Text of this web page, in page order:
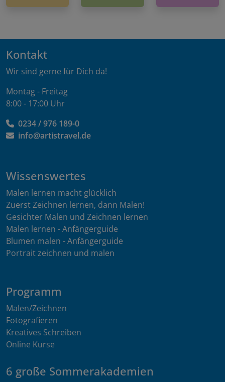
Kontakt
Wir sind gerne für Dich da!
Montag - Freitag
8:00 - 17:00 Uhr
0234 / 976 189-0
info@artistravel.de
Wissenswertes
Malen lernen macht glücklich
Zuerst Zeichnen lernen, dann Malen!
Gesichter Malen und Zeichnen lernen
Malen lernen - Anfängerguide
Blumen malen - Anfängerguide
Portrait zeichnen und malen
Programm
Malen/Zeichnen
Fotografieren
Kreatives Schreiben
Online Kurse
6 große Sommerakademien